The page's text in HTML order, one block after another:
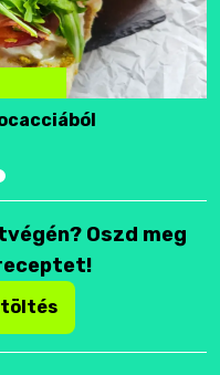
Oszd meg